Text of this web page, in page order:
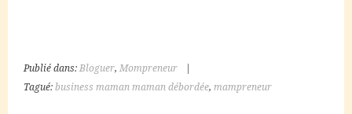
Publié dans:Bloguer,Mompreneur
Tagué:business maman maman débordée,mampreneur